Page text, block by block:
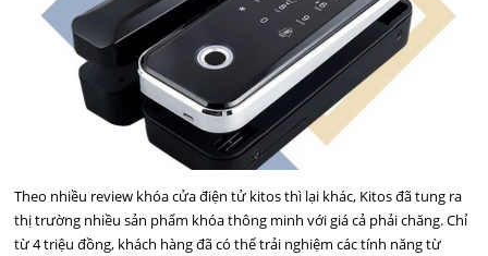
Theo nhiều review khóa cửa điện tử kitos thì lại khác, Kitos đã tung ra
thị trường nhiều sản phẩm khóa thông minh với giá cả phải chăng. Chỉ
từ 4 triệu đồng, khách hàng đã có thể trải nghiệm các tính năng từ